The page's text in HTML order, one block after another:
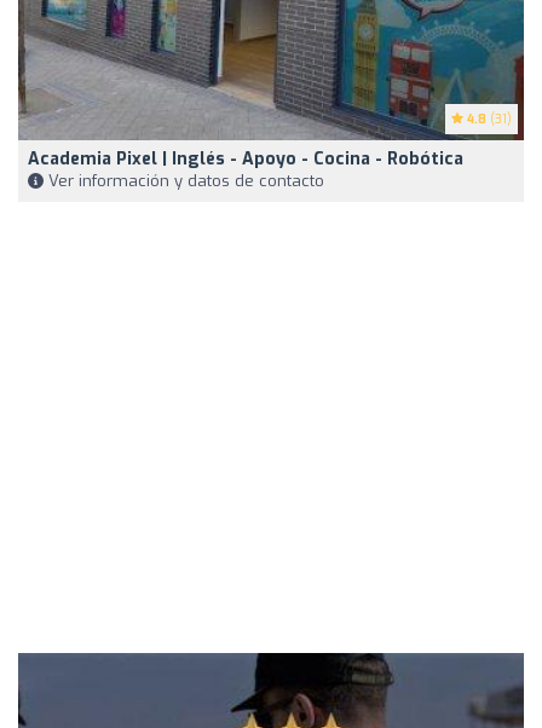
4.8 (31)
Academia Pixel | Inglés - Apoyo - Cocina - Robótica
Ver información y datos de contacto